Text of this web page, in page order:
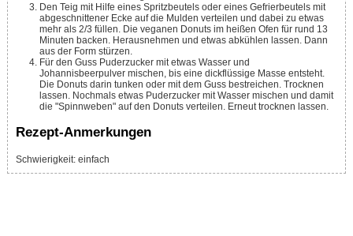
Den Teig mit Hilfe eines Spritzbeutels oder eines Gefrierbeutels mit
abgeschnittener Ecke auf die Mulden verteilen und dabei zu etwas
mehr als 2/3 füllen. Die veganen Donuts im heißen Ofen für rund 13
Minuten backen. Herausnehmen und etwas abkühlen lassen. Dann
aus der Form stürzen.
Für den Guss Puderzucker mit etwas Wasser und
Johannisbeerpulver mischen, bis eine dickflüssige Masse entsteht.
Die Donuts darin tunken oder mit dem Guss bestreichen. Trocknen
lassen. Nochmals etwas Puderzucker mit Wasser mischen und damit
die "Spinnweben" auf den Donuts verteilen. Erneut trocknen lassen.
Rezept-Anmerkungen
Schwierigkeit: einfach